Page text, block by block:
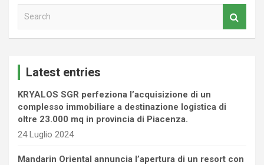
Latest entries
KRYALOS SGR perfeziona l’acquisizione di un
complesso immobiliare a destinazione logistica di
oltre 23.000 mq in provincia di Piacenza.
24 Luglio 2024
Mandarin Oriental annuncia l’apertura di un resort con